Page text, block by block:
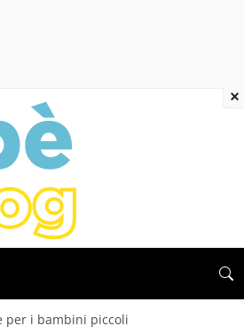
per i bambini piccoli
×